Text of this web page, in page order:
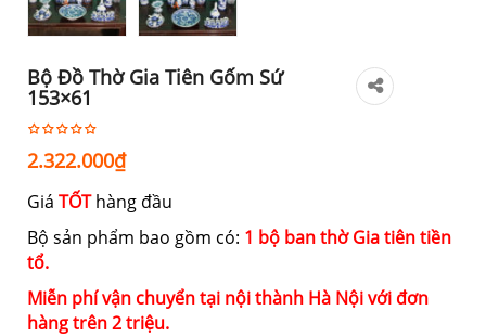
Bộ Đồ Thờ Gia Tiên Gốm Sứ
153×61
2.322.000₫
Giá TỐThàng đầu
Bộ sản phẩm bao gồm có: 1 bộ ban thờ Gia tiên tiền
tổ.
Miễn phí vận chuyển tại nội thành Hà Nội với đơn
hàng trên 2 triệu.